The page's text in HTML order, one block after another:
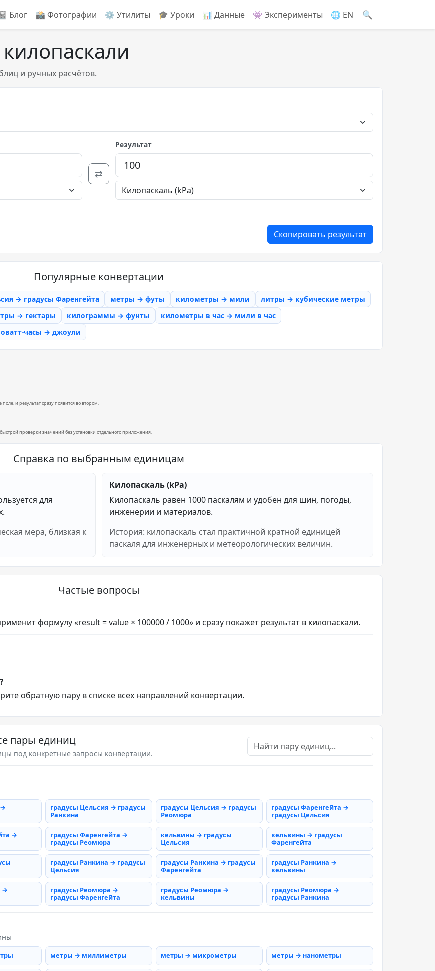
🔍
📓 Блог 📸️ Фотографии ⚙️ Утилиты 🎓 Уроки 📊 Данные 👾 Эксперименты 🌐 EN
и ручных расчётов.
⇄
Результат
Скопировать результат
Популярные конвертации
→ градусы Фаренгейта метры → футы километры → мили
литры → кубические метры
→ гектары килограммы → фунты
километры в час → мили в час
часы → джоули
и результат сразу появится во втором.
проверки значений без установки отдельного приложения.
Справка по выбранным единицам
для
мера, близкая к
Килопаскаль (kPa)
Килопаскаль равен 1000 паскалям и удобен для шин, погоды,
инженерии и материалов.
История: килопаскаль стал практичной кратной единицей
паскаля для инженерных и метеорологических величин.
Частые вопросы
формулу «result = value × 100000 / 1000» и сразу покажет результат в килопаскали.
обратную пару в списке всех направлений конвертации.
пары единиц
под конкретные запросы конвертации.
градусы Цельсия → градусы
Ранкина
градусы Цельсия → градусы
Реомюра
градусы Фаренгейта →
градусы Цельсия
→
градусы Фаренгейта →
градусы Реомюра
кельвины → градусы
Цельсия
кельвины → градусы
Фаренгейта
градусы Ранкина → градусы
Цельсия
градусы Ранкина → градусы
Фаренгейта
градусы Ранкина →
кельвины
→
градусы Реомюра →
градусы Фаренгейта
градусы Реомюра →
кельвины
градусы Реомюра →
градусы Ранкина
метры → миллиметры метры → микрометры метры → нанометры